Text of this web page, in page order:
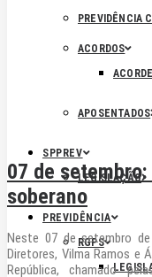
PREVIDÊNCIA
ACORDOS
APOSENTADOS
SPPREV
LEGISLAÇÃO
PREVIDÊNCIA
RGPS
07 de
soberano
Neste 07 de setembro de
Diretores, Vilma Ramos e
República, chamado